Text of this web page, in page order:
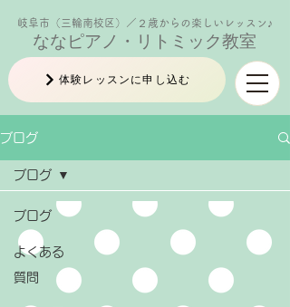
ななピアノ・リトミック教室
岐阜市（三輪南校区）／２歳からの楽しいレッスン♪
体験レッスンに申し込む
ブログ
ブログ
よくある
質問
ブログ